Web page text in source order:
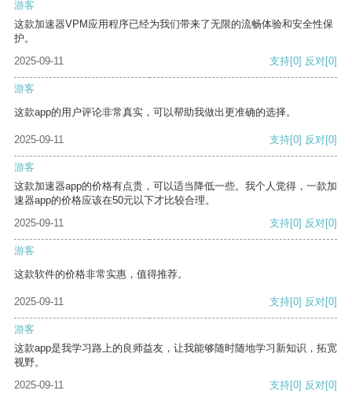
游客
这款加速器VPM应用程序已经为我们带来了无限的流畅体验和安全性保
护。
2025-09-11
支持[0] 反对[0]
游客
这款app的用户评论非常真实，可以帮助我做出更准确的选择。
2025-09-11 支持[0] 反对[0]
游客
这款加速器app的价格有点贵，可以适当降低一些。我个人觉得，一款加
速器app的价格应该在50元以下才比较合理。
2025-09-11
支持[0] 反对[0]
游客
这款软件的价格非常实惠，值得推荐。
2025-09-11 支持[0] 反对[0]
游客
这款app是我学习路上的良师益友，让我能够随时随地学习新知识，拓宽
视野。
2025-09-11
支持[0] 反对[0]